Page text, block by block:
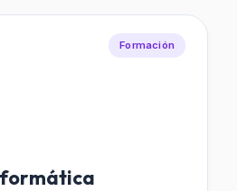
Formación